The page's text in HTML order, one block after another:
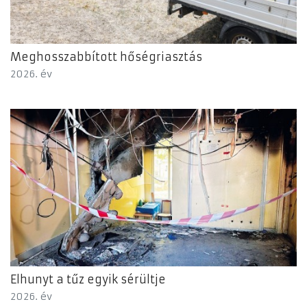
Meghosszabbított hőségriasztás
2026. év
Elhunyt a tűz egyik sérültje
2026. év